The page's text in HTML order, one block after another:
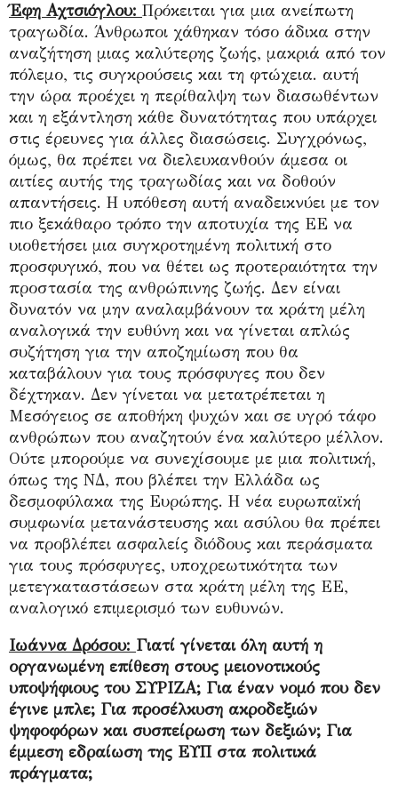
Έφη Αχτσιόγλου: Πρόκειται για μια ανείπωτη
τραγωδία. Άνθρωποι χάθηκαν τόσο άδικα στην
αναζήτηση μιας καλύτερης ζωής, μακριά από τον
πόλεμο, τις συγκρούσεις και τη φτώχεια. αυτή
την ώρα προέχει η περίθαλψη των διασωθέντων
και η εξάντληση κάθε δυνατότητας που υπάρχει
στις έρευνες για άλλες διασώσεις. Συγχρόνως,
όμως, θα πρέπει να διελευκανθούν άμεσα οι
αιτίες αυτής της τραγωδίας και να δοθούν
απαντήσεις. Η υπόθεση αυτή αναδεικνύει με τον
πιο ξεκάθαρο τρόπο την αποτυχία της ΕΕ να
υιοθετήσει μια συγκροτημένη πολιτική στο
προσφυγικό, που να θέτει ως προτεραιότητα την
προστασία της ανθρώπινης ζωής. Δεν είναι
δυνατόν να μην αναλαμβάνουν τα κράτη μέλη
αναλογικά την ευθύνη και να γίνεται απλώς
συζήτηση για την αποζημίωση που θα
καταβάλουν για τους πρόσφυγες που δεν
δέχτηκαν. Δεν γίνεται να μετατρέπεται η
Μεσόγειος σε αποθήκη ψυχών και σε υγρό τάφο
ανθρώπων που αναζητούν ένα καλύτερο μέλλον.
Ούτε μπορούμε να συνεχίσουμε με μια πολιτική,
όπως της ΝΔ, που βλέπει την Ελλάδα ως
δεσμοφύλακα της Ευρώπης. Η νέα ευρωπαϊκή
συμφωνία μετανάστευσης και ασύλου θα πρέπει
να προβλέπει ασφαλείς διόδους και περάσματα
για τους πρόσφυγες, υποχρεωτικότητα των
μετεγκαταστάσεων στα κράτη μέλη της ΕΕ,
αναλογικό επιμερισμό των ευθυνών.
Ιωάννα Δρόσου: Γιατί γίνεται όλη αυτή η
οργανωμένη επίθεση στους μειονοτικούς
υποψήφιους του ΣΥΡΙΖΑ; Για έναν νομό που δεν
έγινε μπλε; Για προσέλκυση ακροδεξιών
ψηφοφόρων και συσπείρωση των δεξιών; Για
έμμεση εδραίωση της ΕΥΠ στα πολιτικά
πράγματα;